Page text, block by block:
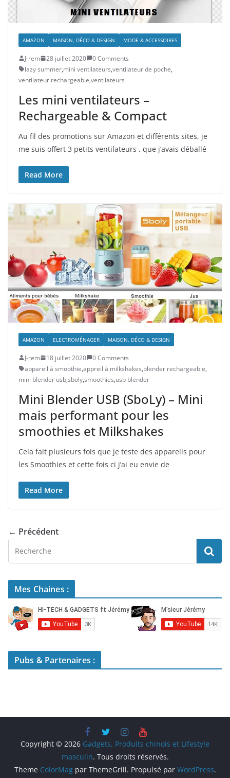
AMAZON MAISON, DÉCO & DESIGN MODE & ACCESSOIRES
J-rem 28 juillet 2020
0 Comments
lazy summer,mini ventilateurs,ventilateur de poche,
ventilateur rechargeable,ventilateurs
Les mini ventilateurs –
Rechargeable & Compact
Au fil des promotions sur Amazon et différents sites, je
me suis offert 3 petits ventilateurs , que j’avais déballé
Read More
AMAZON ELECTROMÉNAGER MAISON, DÉCO & DESIGN
J-rem 18 juillet 2020
0 Comments
appareil à smoothie,appreil à milkshakes,blender rechargeable,
mini blender usb,sboly,smoothies,usb blender
Mini Blender USB (SboLy) – Mini
mais performant pour les
smoothies et Milkshakes
Cela fait plusieurs fois que je teste des appareils pour
les Smoothies et cette fois ci j’ai eu envie de
Read More
← Précédent
Mes Chaines :
Pubs & Partenaires :
Copyright © 2026 Gadgets, Produits chinois et Lifestyle
masculin. Tous droits réservés.
Theme ColorMagpar ThemeGrill. Propulsé par WordPress.